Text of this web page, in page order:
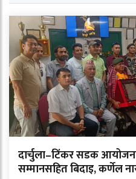
दार्चुला–टिंकर सडक
सम्मानसहित बिदाइ, कर्णेल